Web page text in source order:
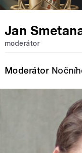
Jan
moderátor
Moderátor